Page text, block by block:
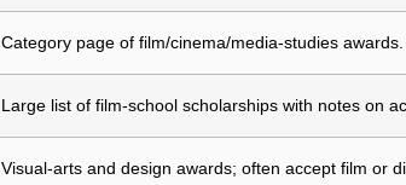
Category page of film/cinema/media-studies awards.
Large list of film-school scholarships with notes on
Visual-arts and design awards; often accept film or